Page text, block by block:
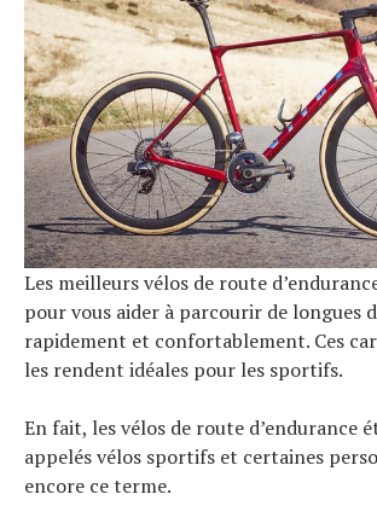
Les meilleurs vélos de route
pour vous aider à parcourir de longues
rapidement et confortablement. Ces
les rendent idéales pour les sportifs.
En fait, les vélos de route d’endurance
appelés vélos sportifs et certaines
encore ce terme.
Actualités
Technologies
Tests de produits
Conseils
Tendances
Tous nos articles
À propos